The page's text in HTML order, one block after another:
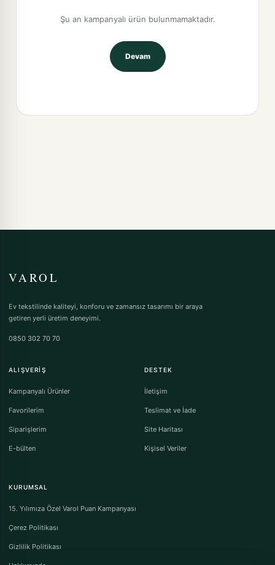
Şu an kampanyalı ürün bulunmamaktadır.
Devam
VAROL
Ev tekstilinde kaliteyi, konforu ve zamansız tasarımı bir araya
getiren yerli üretim deneyimi.
0850 302 70 70
ALIŞVERIŞ
Kampanyalı Ürünler
Favorilerim
Siparişlerim
E-bülten
DESTEK
İletişim
Teslimat ve İade
Site Haritası
Kişisel Veriler
KURUMSAL
15. Yılımıza Özel Varol Puan Kampanyası
Çerez Politikası
Gizlilik Politikası